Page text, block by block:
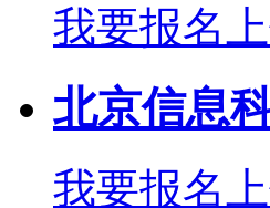
我要报名
北京信息
我要报名